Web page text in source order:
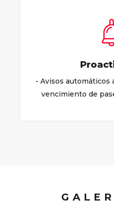
- Avisos automáticos
vencimiento de